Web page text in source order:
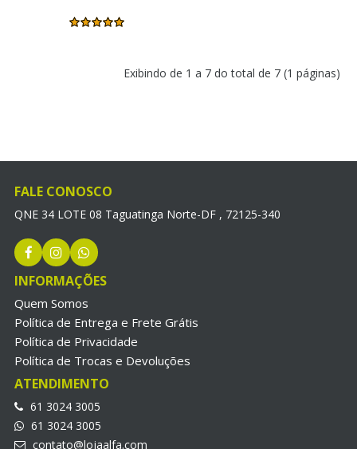
Exibindo de 1 a 7 do total de 7 (1 páginas)
FALE CONOSCO
QNE 34 LOTE 08 Taguatinga Norte-DF , 72125-340
INFORMAÇÕES
Quem Somos
Política de Entrega e Frete Grátis
Política de Privacidade
Política de Trocas e Devoluções
ATENDIMENTO
61 3024 3005
61 3024 3005
contato@lojaalfa.com